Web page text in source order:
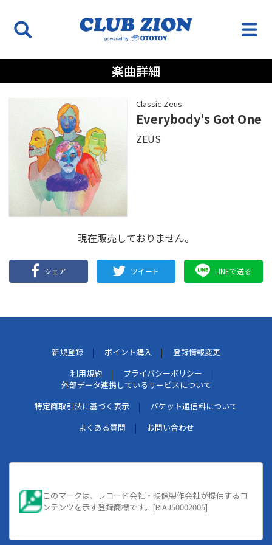
楽曲詳細
Classic Zeus
Everybody's Got One
ZEUS
現在販売しておりません。
シェア ツイート LINEで送る
新規登録 ポイント購入
登録情報変更
利用規約
プライバシーポリシー
外部データ連携しているサービスについて
特定商取引法に基づく表示
パケット通信料について
よくある質問
お問い合わせ
このマークは、レコード会社・映像製作会社が提供するコ
ンテンツを示す登録商標です。[RIAJ50002005]